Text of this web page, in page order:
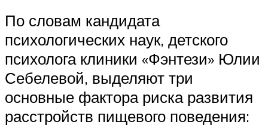
По словам кандидата
психологических наук, детского
психолога клиники «Фэнтези» Юлии
Себелевой, выделяют три
основные фактора риска развития
расстройств пищевого поведения: